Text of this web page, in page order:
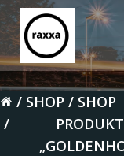
SHOP
SHOP